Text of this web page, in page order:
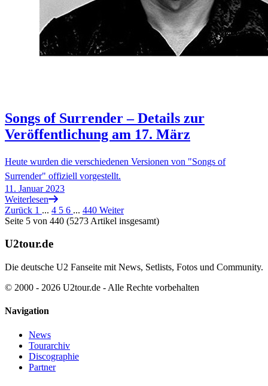
Songs of Surrender – Details zur
Veröffentlichung am 17. März
Heute wurden die verschiedenen Versionen von "Songs of
Surrender" offiziell vorgestellt.
11. Januar 2023
Weiterlesen
Zurück 1 ... 4 5 6 ... 440 Weiter
Seite 5 von 440 (5273 Artikel insgesamt)
U2tour.de
Die deutsche U2 Fanseite mit News, Setlists, Fotos und Community.
© 2000 - 2026 U2tour.de - Alle Rechte vorbehalten
Navigation
News
Tourarchiv
Discographie
Partner